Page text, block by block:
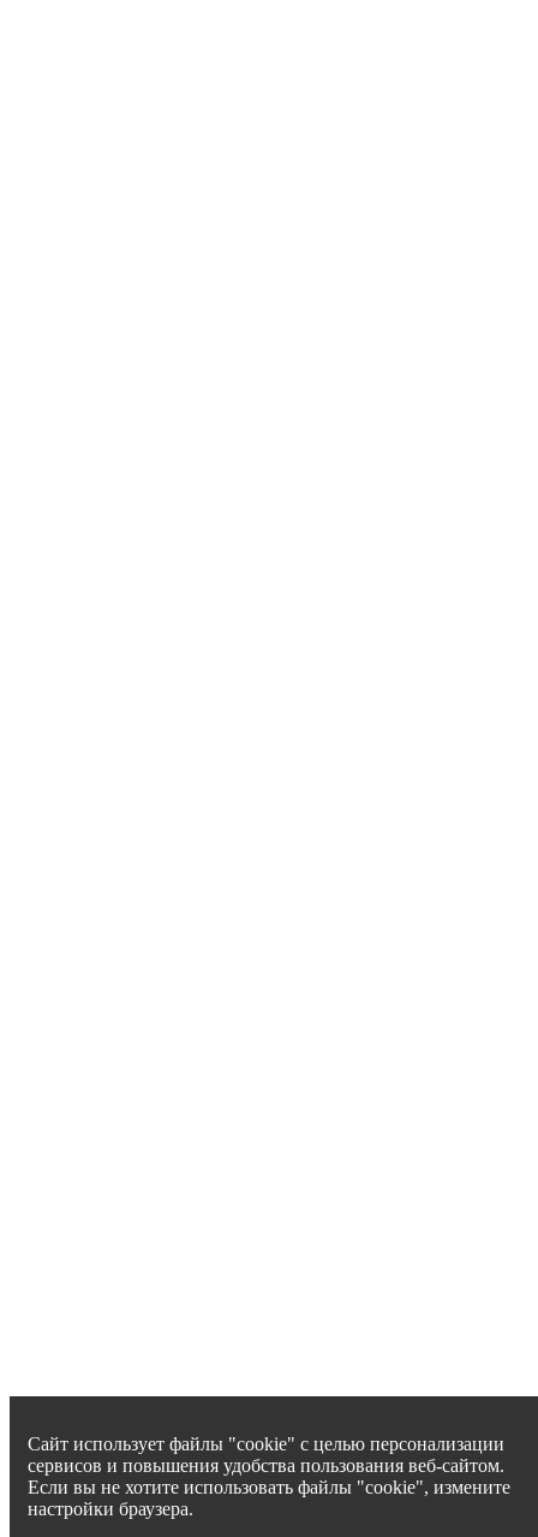
Сайт использует файлы "cookie" с целью персонализации
сервисов и повышения удобства пользования веб-сайтом.
Если вы не хотите использовать файлы "cookie", измените
настройки браузера.